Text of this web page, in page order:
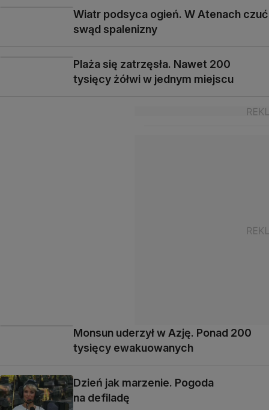
Wiatr podsyca ogień. W Atenach czuć
swąd spalenizny
Plaża się zatrzęsła. Nawet 200
tysięcy żółwi w jednym miejscu
Monsun uderzył w Azję. Ponad 200
tysięcy ewakuowanych
Dzień jak marzenie. Pogoda
na defiladę